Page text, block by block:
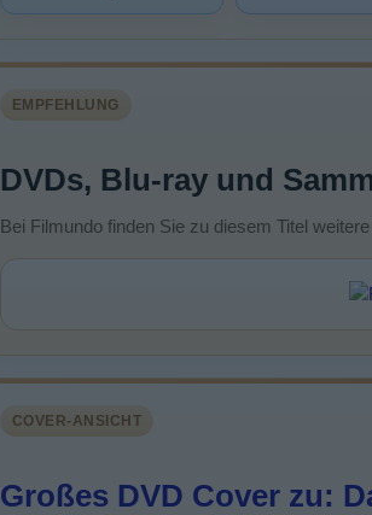
EMPFEHLUNG
DVDs, Blu-ray und
Bei Filmundo finden Sie zu diesem Titel
COVER-ANSICHT
Großes DVD Cover zu: